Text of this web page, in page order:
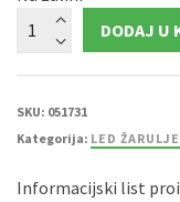
cijev
18,3W
DODAJ U
SKU: 051731
Kategorija: LED ŽARULJE
Informacijski list